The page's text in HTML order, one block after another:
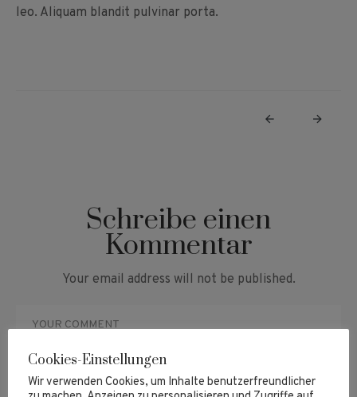
leo. Aliquam blandit pulvinar porta.
Schreibe einen
Kommentar
Your email address will not be published.
Cookies-Einstellungen
Wir verwenden Cookies, um Inhalte benutzerfreundlicher